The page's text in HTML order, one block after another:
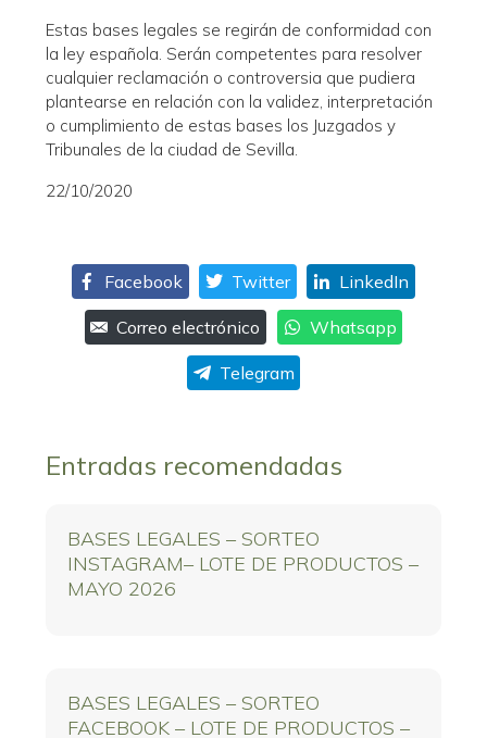
Estas bases legales se regirán de conformidad con
la ley española. Serán competentes para resolver
cualquier reclamación o controversia que pudiera
plantearse en relación con la validez, interpretación
o cumplimiento de estas bases los Juzgados y
Tribunales de la ciudad de Sevilla.
22/10/2020
Facebook Twitter LinkedIn
Correo electrónico Whatsapp
Telegram
Entradas recomendadas
BASES LEGALES – SORTEO
INSTAGRAM– LOTE DE PRODUCTOS –
MAYO 2026
BASES LEGALES – SORTEO
FACEBOOK – LOTE DE PRODUCTOS –